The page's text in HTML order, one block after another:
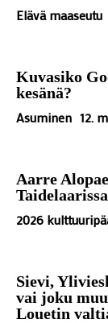
Elävä maaseutu
Kuvasiko
kesänä?
Asuminen 12.
Aarre
Taidelaarissa
2026
Sievi,
vai joku
Louetin